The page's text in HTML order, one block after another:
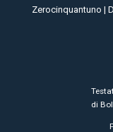
Zerocinquantuno |
di